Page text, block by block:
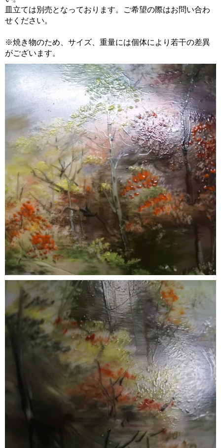
皿立ては別売となっております。ご希望の際はお問い合わ
せください。
※焼き物のため、サイズ、重量には個体により若干の差異
がございます。